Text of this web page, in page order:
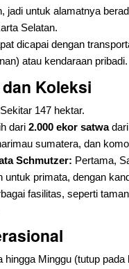
jadi untuk alamatnya
Selatan.
dicapai dengan
atau kendaraan pribadi.
Koleksi
Sekitar 147 hektar.
dari 2.000 ekor satwadari
sumatera, dan
Schmutzer: Pertama,
untuk primata, dengan
fasilitas, seperti
hingga Minggu (tutup